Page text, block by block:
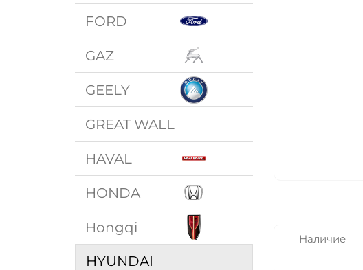
FORD
GAZ
GEELY
GREAT WALL
HAVAL
HONDA
Hongqi
HYUNDAI
Наличие